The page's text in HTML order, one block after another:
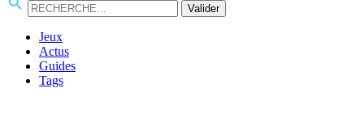
Valider
Jeux
Actus
Guides
Tags